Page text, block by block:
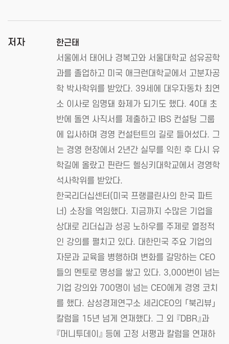
저자
한근태
서울에서 태어나 경복고와 서울대학교 섬유공학
과를 졸업하고 미국 애크런대학교에서 고분자공
학 박사학위를 받았다. 39세에 대우자동차 최연
소 이사로 임명돼 화제가 되기도 했다. 40대 초
반에 돌연 사직서를 제출하고 IBS 컨설팅 그룹
에 입사하며 경영 컨설턴트의 길로 들어섰다. 그
는 경영 현장에서 2년간 실무를 익힌 후 다시 유
학길에 올랐고 핀란드 헬싱키대학교에서 경영학
석사학위를 받았다.
한국리더십센터(미국 프랭클린사의 한국 파트
너) 소장을 역임했다. 지금까지 수많은 기업을
상대로 리더십과 성공 노하우를 주제로 열정적
인 강의를 펼치고 있다. 대한민국 주요 기업의
자문과 교육을 병행하며 변화를 갈망하는 CEO
들의 멘토로 명성을 쌓고 있다. 3,000번이 넘는
기업 강의와 700명이 넘는 CEO에게 경영 코치
를 했다. 삼성경제연구소 세리CEO의 「북리뷰」
칼럼을 15년 넘게 연재했다. 그 외 『DBR』과
『머니투데이』 등에 고정 서평과 칼럼을 연재하